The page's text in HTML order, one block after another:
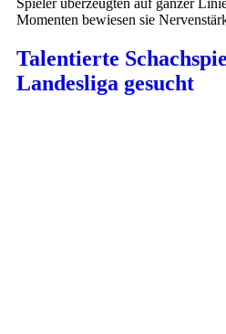
Momenten bewiesen sie
Talentierte
Landesliga gesucht